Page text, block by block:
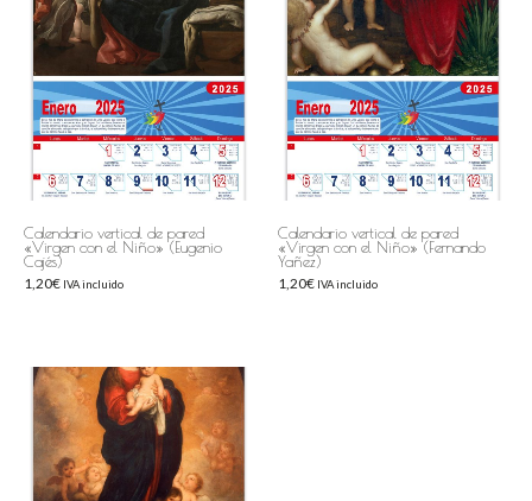
Calendario vertical de pared
«Virgen con el Niño» (Eugenio
Cajés)
1,20€ IVA incluido
Calendario vertical de pared
«Virgen con el Niño» (Fernando
Yañez)
1,20€ IVA incluido